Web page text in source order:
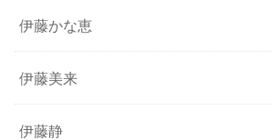
伊藤かな恵
伊藤美来
伊藤静